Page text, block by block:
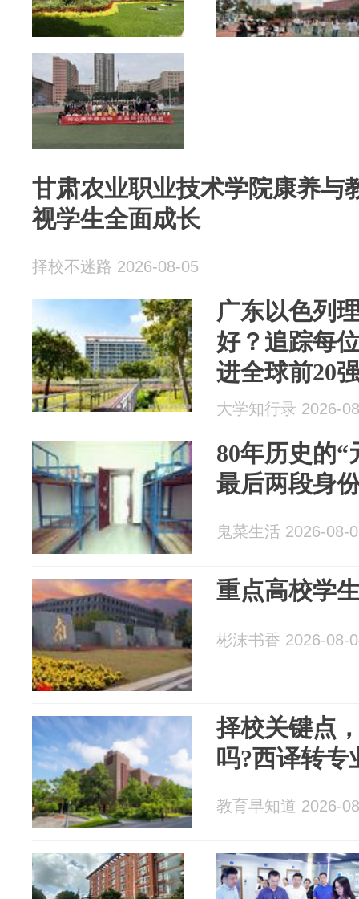
甘肃农业职业技术学院康养与
视学生全面成长
择校不迷路 2026-08-05
广东以色列
好？追踪每
进全球前20
大学知行录 2026-
80年历史的“
最后两段身
鬼菜生活 2026-08-
重点高校学
彬沫书香 2026-08-
择校关键点
吗?西译转专
教育早知道 2026-